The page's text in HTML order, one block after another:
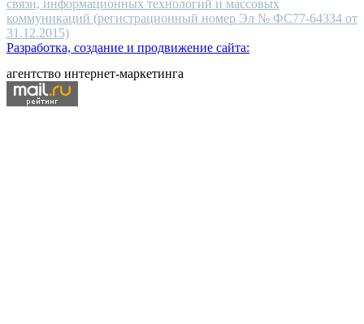
связи, информационных технологий и массовых
коммуникаций (регистрационный номер Эл № ФС77-64334 от
31.12.2015)
Разработка, создание и продвижение сайта:
агентство интернет-маркетинга